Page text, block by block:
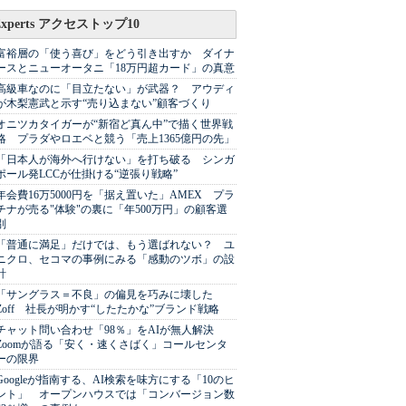
アクセストップ10
裕層の「使う喜び」をどう引き出すか ダイナ
スとニューオータニ「18万円超カード」の真意
級車なのに「目立たない」が武器？ アウディ
木梨憲武と示す“売り込まない”顧客づくり
ニツカタイガーが“新宿ど真ん中”で描く世界戦
プラダやロエベと競う「売上1365億円の先」
日本人が海外へ行けない」を打ち破る シンガ
ール発LCCが仕掛ける“逆張り戦略”
会費16万5000円を「据え置いた」AMEX プラ
ナが売る"体験"の裏に「年500万円」の顧客選
普通に満足」だけでは、もう選ばれない？ ユ
クロ、セコマの事例にみる「感動のツボ」の設
サングラス＝不良」の偏見を巧みに壊した
社長が明かす“したたかな”ブランド戦略
ャット問い合わせ「98％」をAIが無人解決
が語る「安く・速くさばく」コールセンタ
の限界
が指南する、AI検索を味方にする「10のヒ
ト」 オープンハウスでは「コンバージョン数